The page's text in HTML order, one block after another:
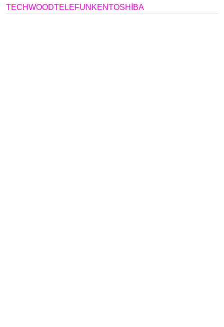
TECHWOODTELEFUNKENTOSHİBA